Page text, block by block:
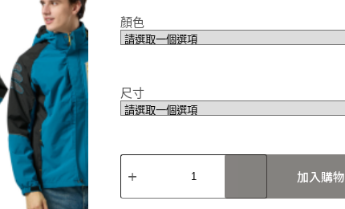
顏色
尺寸
J33509/
J33567
加入購